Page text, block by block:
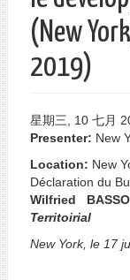
(New
2019)
星期三, 10 七月
Presenter: New
Location: New
Déclaration du
Wilfried
Territoirial
New York, le 17